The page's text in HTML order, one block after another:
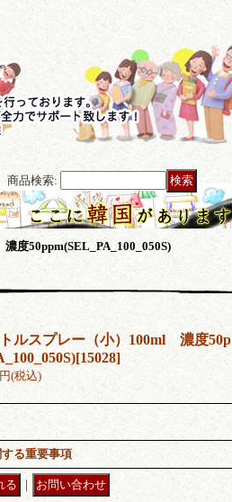
商品検索:
度50ppm(SEL_PA_100_050S)
ルスプレー（小）100ml 濃度50p
[15028]
(税込)
る重要事項
｜